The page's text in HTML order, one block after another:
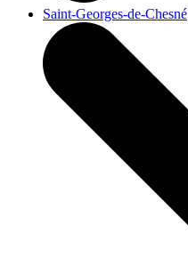
Saint-Georges-de-Chesné